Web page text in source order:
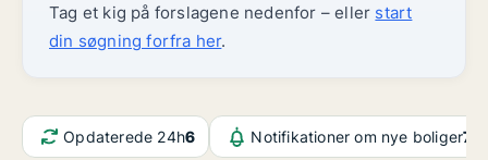
Tag et kig på forslagene nedenfor – eller start
din søgning forfra her.
Opdaterede 24h6 Notifikationer om nye boliger76